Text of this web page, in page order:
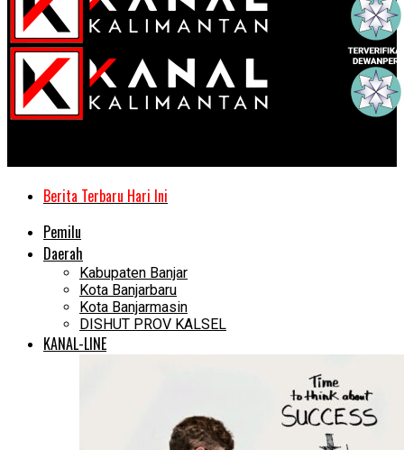
Berita Terbaru Hari Ini
Pemilu
Daerah
Kabupaten Banjar
Kota Banjarbaru
Kota Banjarmasin
DISHUT PROV KALSEL
KANAL-LINE